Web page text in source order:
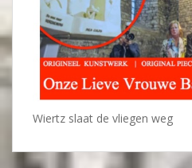
Wiertz slaat de vliegen weg